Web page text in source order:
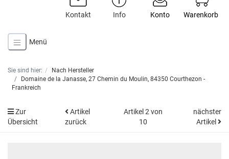
Warenkorb
Konto
Info
Kontakt
Menü
Sie sind hier:
Nach Hersteller
Domaine de la Janasse, 27 Chemin du Moulin, 84350 Courthezon -
Frankreich
Zur
Übersicht
Artikel
zurück
Artikel 2 von
10
nächster
Artikel